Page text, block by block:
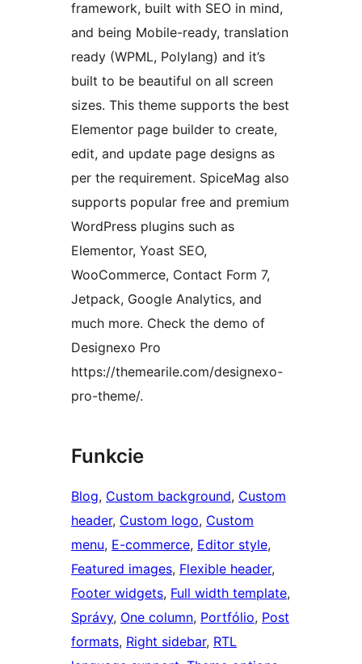
framework, built with SEO in mind,
and being Mobile-ready, translation
ready (WPML, Polylang) and it’s
built to be beautiful on all screen
sizes. This theme supports the best
Elementor page builder to create,
edit, and update page designs as
per the requirement. SpiceMag also
supports popular free and premium
WordPress plugins such as
Elementor, Yoast SEO,
WooCommerce, Contact Form 7,
Jetpack, Google Analytics, and
much more. Check the demo of
Designexo Pro
https://themearile.com/designexo-
pro-theme/.
Funkcie
Blog, Custom background, Custom
header, Custom logo, Custom
menu, E-commerce, Editor style
Featured images, Flexible header
Footer widgets, Full width template
Správy, One column, Portfólio, Post
formats, Right sidebar, RTL